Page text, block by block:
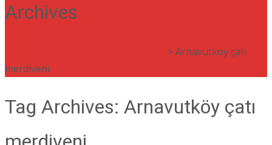
Archives
>Arnavutköy çatı
merdiveni
Tag Archives: Arnavutköy çatı